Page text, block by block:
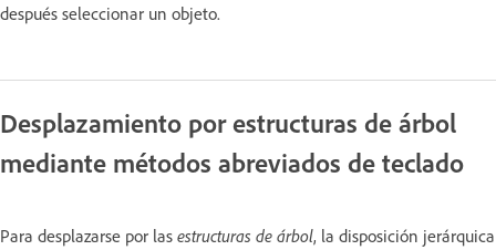
después seleccionar un objeto.
Desplazamiento por estructuras de árbol
mediante métodos abreviados de teclado
Para desplazarse por las estructuras de árbol, la disposición jerárquica